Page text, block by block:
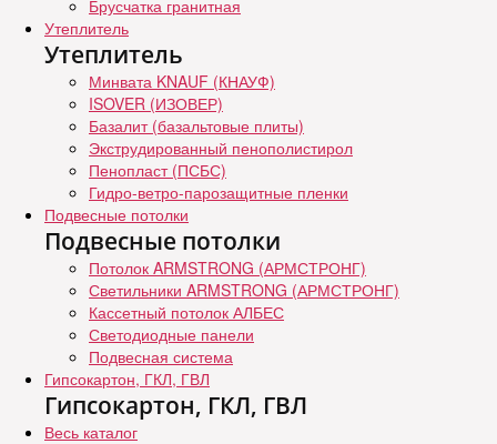
Брусчатка гранитная
Утеплитель
Утеплитель
Минвата KNAUF (КНАУФ)
ISOVER (ИЗОВЕР)
Базалит (базальтовые плиты)
Экструдированный пенополистирол
Пенопласт (ПСБС)
Гидро-ветро-парозащитные пленки
Подвесные потолки
Подвесные потолки
Потолок ARMSTRONG (АРМСТРОНГ)
Светильники ARMSTRONG (АРМСТРОНГ)
Кассетный потолок АЛБЕС
Светодиодные панели
Подвесная система
Гипсокартон, ГКЛ, ГВЛ
Гипсокартон, ГКЛ, ГВЛ
Весь каталог